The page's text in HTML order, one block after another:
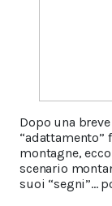
Dopo una
“adattamento”
montagne,
scenario
suoi “segni”...